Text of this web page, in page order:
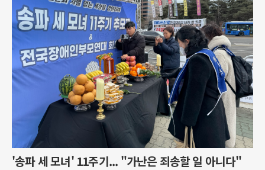
'송파 세 모녀' 11주기... "가난은 죄송할 일 아니다"